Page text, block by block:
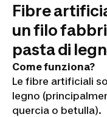
Fibre
un filo
pasta di
Come funziona?
Le fibre artificiali
legno
quercia o betulla).